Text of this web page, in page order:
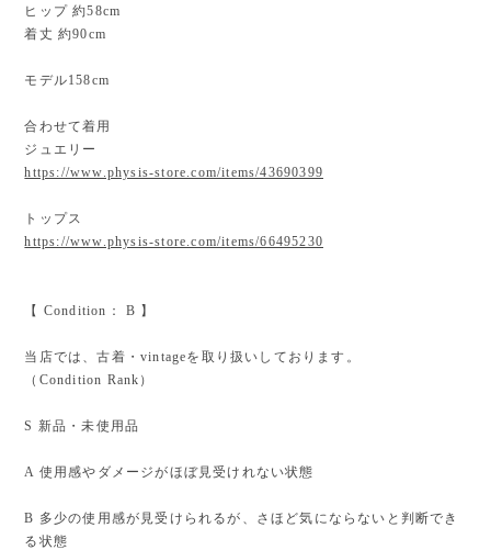
ヒップ 約58cm
着丈 約90cm
モデル158cm
合わせて着用
ジュエリー
https://www.physis-store.com/items/43690399
トップス
https://www.physis-store.com/items/66495230
【 Condition： B 】
当店では、古着・vintageを取り扱いしております。
（Condition Rank）
S 新品・未使用品
A 使用感やダメージがほぼ見受けれない状態
B 多少の使用感が見受けられるが、さほど気にならないと判断でき
る状態